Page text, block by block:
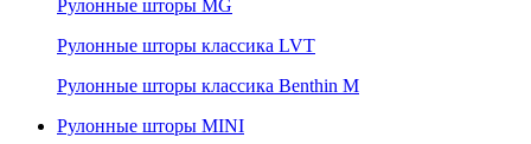
Рулонные шторы MG
Рулонные шторы классика LVT
Рулонные шторы классика Benthin M
Рулонные шторы MINI